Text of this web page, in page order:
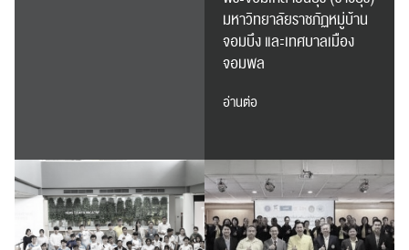
มหาวิทยาลัยราชภัฏหมู่บ้าน
จอมบึง และเทศบาลเมือง
จอมพล
อ่านต่อ
ส่งข่าวประชาสัมพันธ์
ส่งข่าวประชาสัมพันธ์